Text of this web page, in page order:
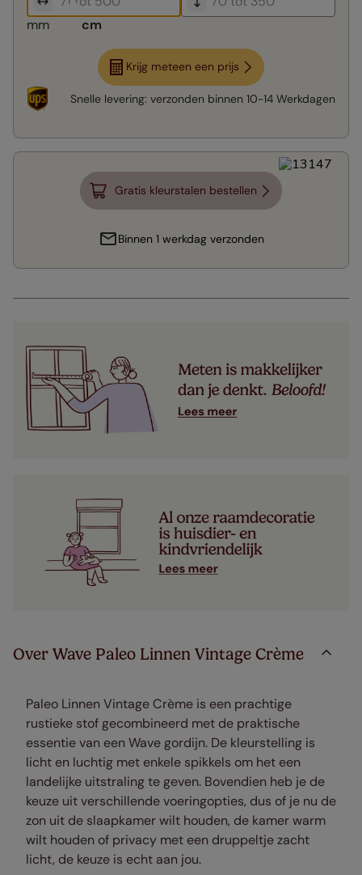
mm cm
Krijg meteen een prijs
Snelle levering: verzonden binnen 10-14 Werkdagen
Gratis kleurstalen bestellen
Binnen 1 werkdag verzonden
Over Wave Paleo Linnen Vintage Crème
Paleo Linnen Vintage Crème is een prachtige
rustieke stof gecombineerd met de praktische
essentie van een Wave gordijn. De kleurstelling is
licht en luchtig met enkele spikkels om het een
landelijke uitstraling te geven. Bovendien heb je de
keuze uit verschillende voeringopties, dus of je nu de
zon uit de slaapkamer wilt houden, de kamer warm
wilt houden of privacy met een druppeltje zacht
licht, de keuze is echt aan jou.